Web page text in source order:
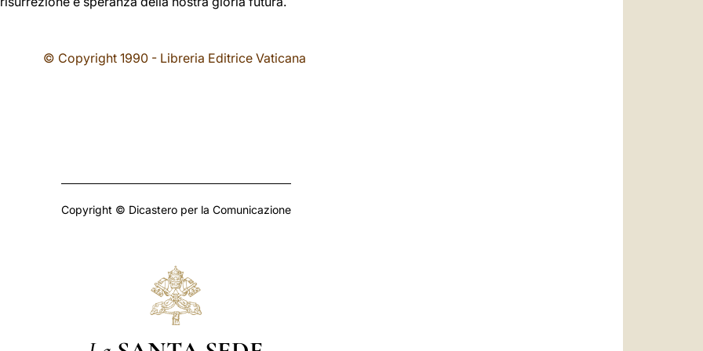
© Copyright 1990 - Libreria Editrice Vaticana
Copyright © Dicastero per la Comunicazione